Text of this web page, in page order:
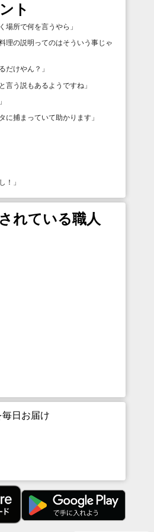
ト
場所で何を言うやら 」
理の説明ってのはそういう事じゃ
だけやん？ 」
言う説もあるようですね 」
」
に捕まっていて助かります 」
！ 」
れている職人
日お届け